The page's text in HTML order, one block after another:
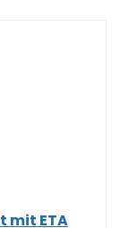
mit ETA